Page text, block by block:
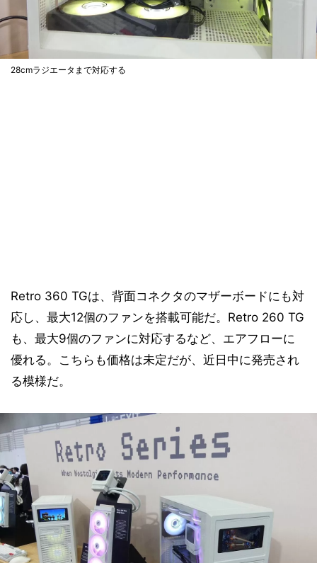
28cmラジエータまで対応する
Retro 360 TGは、背面コネクタのマザーボードにも対
応し、最大12個のファンを搭載可能だ。Retro 260 TG
も、最大9個のファンに対応するなど、エアフローに
優れる。こちらも価格は未定だが、近日中に発売され
る模様だ。